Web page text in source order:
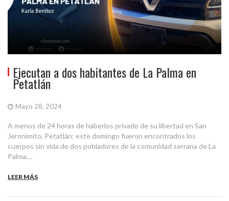
Ejecutan a dos habitantes de La Palma en
Petatlán
Mayo 28, 2024
A menos de 24 horas de haberlos privado de su libertad en San
Jeronimito, Petatlán; este domingo fueron encontrados los
cuerpos sin vida de dos pobladores de la comunidad serrana de La
Palma....
LEER MÁS